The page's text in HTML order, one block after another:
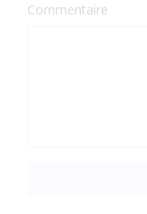
Commentaire